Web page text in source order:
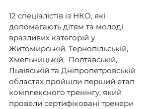
12 спеціалістів із НКО, які
допомагають дітям та молоді
вразливих категорій у
Житомирській, Тернопільській,
Хмельницькій,  Полтавській,
Львівській та Дніпропетровській
областях пройшли перший етап
комплексного тренінгу, який
провели сертифіковані тренери